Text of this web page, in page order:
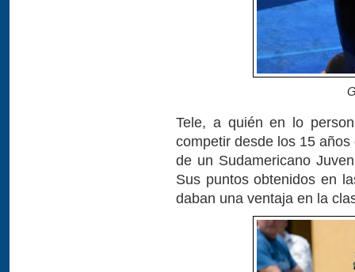
Tele, a quién en lo
competir desde los 15
de un Sudamericano
Sus puntos obtenidos en
daban una ventaja en la